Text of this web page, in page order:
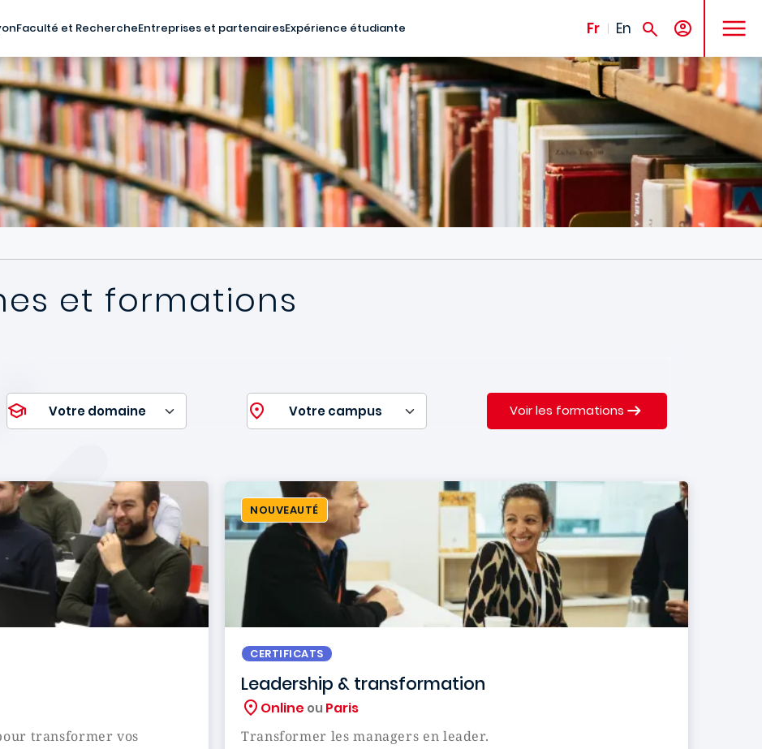
Faculté et RechercheEntreprises et partenairesExpérience étudiante Fr En
MENU
et formations
Voir les formations
transformer vos
NOUVEAUTÉ
CERTIFICATS
Leadership & transformation
Online ou Paris
Transformer les managers en leader.